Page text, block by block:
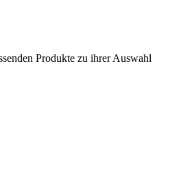
Produkte zu ihrer Auswahl